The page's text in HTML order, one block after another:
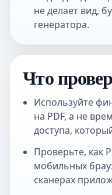
не делает вид,
генератора.
Что
Используйте
на PDF, а не
доступа,
Проверьте, как
мобильных
сканерах